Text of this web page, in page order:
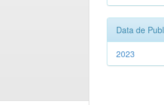
Data de
2023